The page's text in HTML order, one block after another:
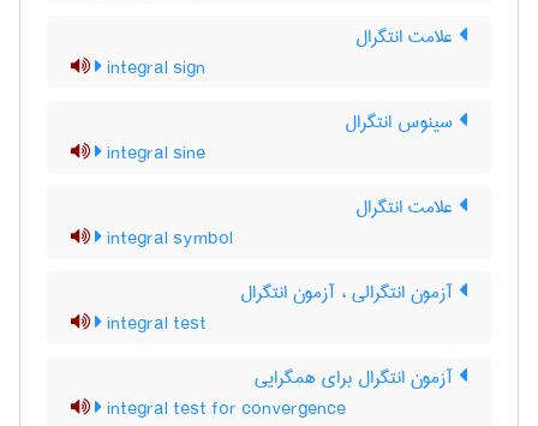
علامت انتگرال
integral sign
سینوس انتگرال
integral sine
علامت انتگرال
integral symbol
آزمون انتگرالی ، آزمون انتگرال
integral test
آزمون انتگرال برای همگرایی
integral test for convergence